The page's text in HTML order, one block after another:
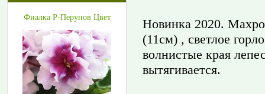
Фиалка Р-Перунов Цвет
Новинка 2020.
(11см) , светлое
волнистые края
вытягивается.